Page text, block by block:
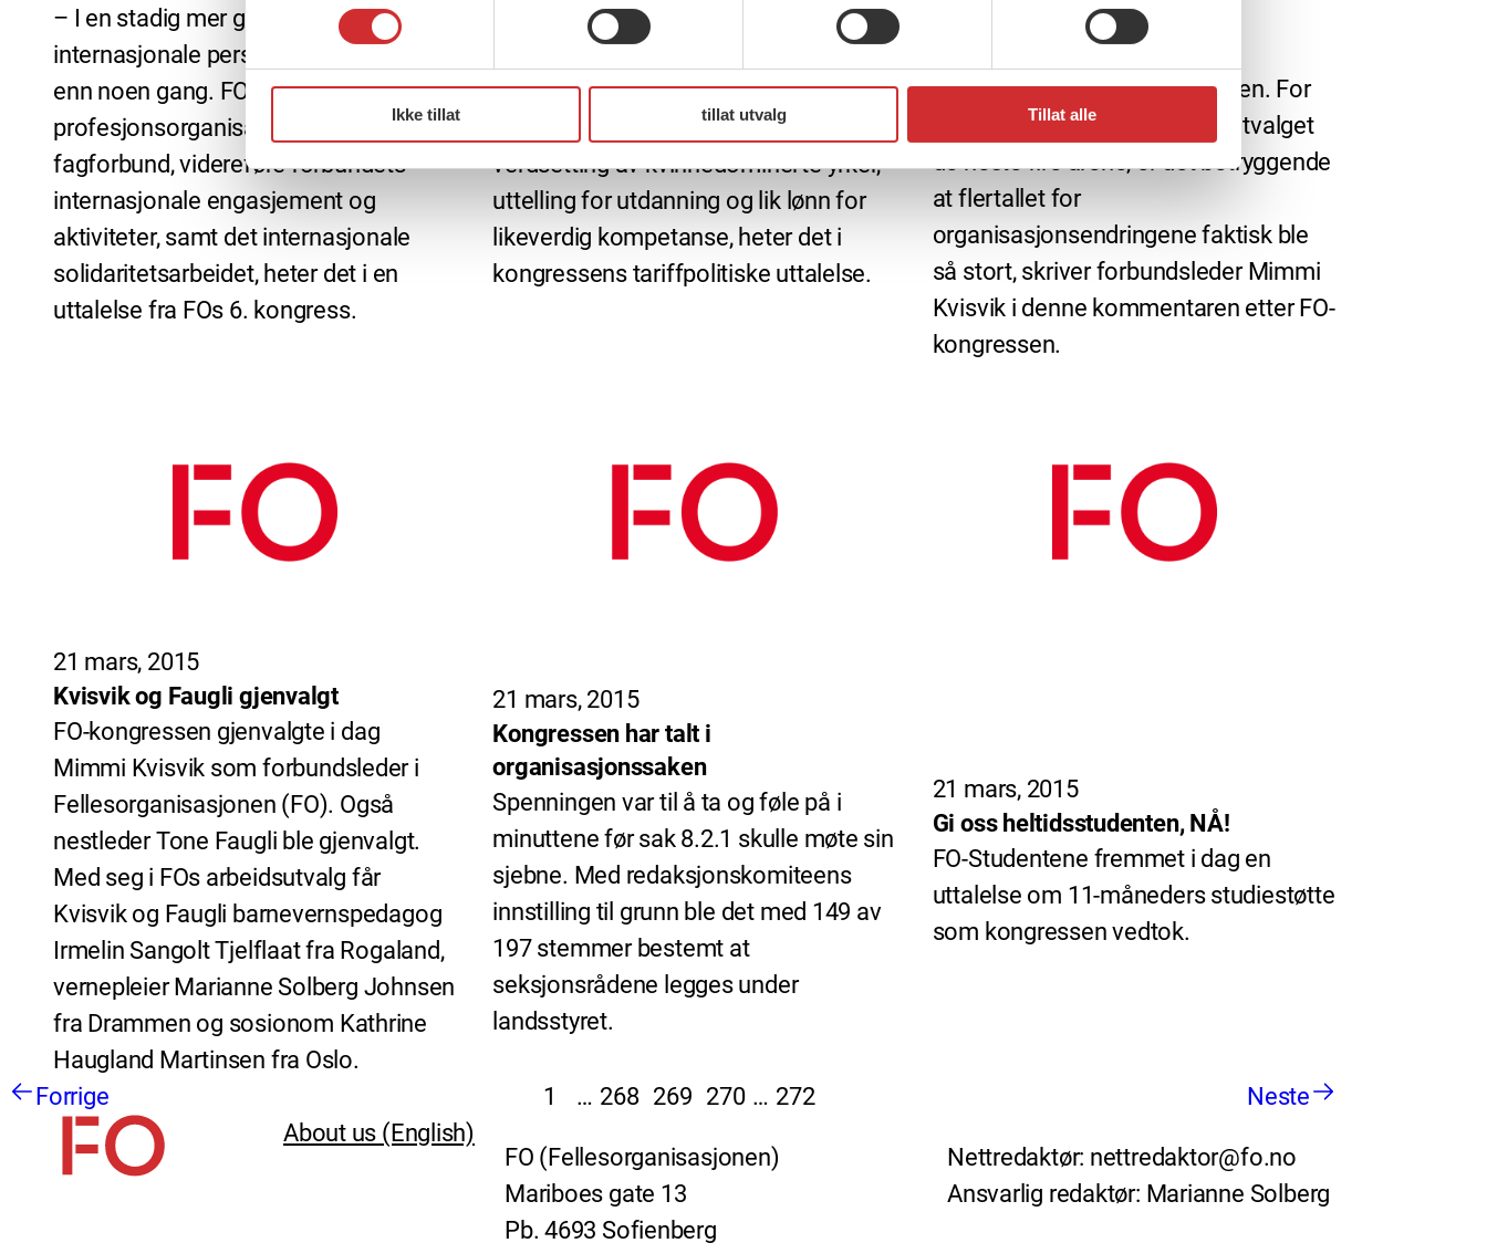
Ikke tillat tillat utvalg Tillat alle
– I en stadig mer globalisert verden er
internasjonale perspektiver viktigere
enn noen gang. FO vil, både som
profesjonsorganisasjon og
fagforbund, videreføre forbundets
internasjonale engasjement og
aktiviteter, samt det internasjonale
solidaritetsarbeidet, heter det i en
uttalelse fra FOs 6. kongress.
Tariffpolitisk uttalelse
arbeidsliv og en solidarisk og rettferdig
fordeling. Vi vil sikre likelønn gjennom
verdsetting av kvinnedominerte yrker,
uttelling for utdanning og lik lønn for
likeverdig kompetanse, heter det i
kongressens tariffpolitiske uttalelse.
Med et stort flertall stemte
kongressen fram viktige
organisasjonsendringer i helgen. For
oss som skal utgjøre arbeidsutvalget
de neste fire årene, er det betryggende
at flertallet for
organisasjonsendringene faktisk ble
så stort, skriver forbundsleder Mimmi
Kvisvik i denne kommentaren etter FO-
kongressen.
21 mars, 2015
Kvisvik og Faugli gjenvalgt
FO-kongressen gjenvalgte i dag
Mimmi Kvisvik som forbundsleder i
Fellesorganisasjonen (FO). Også
nestleder Tone Faugli ble gjenvalgt.
Med seg i FOs arbeidsutvalg får
Kvisvik og Faugli barnevernspedagog
Irmelin Sangolt Tjelflaat fra Rogaland,
vernepleier Marianne Solberg Johnsen
fra Drammen og sosionom Kathrine
Haugland Martinsen fra Oslo.
21 mars, 2015
Kongressen har talt i
organisasjonssaken
Spenningen var til å ta og føle på i
minuttene før sak 8.2.1 skulle møte sin
sjebne. Med redaksjonskomiteens
innstilling til grunn ble det med 149 av
197 stemmer bestemt at
seksjonsrådene legges under
landsstyret.
21 mars, 2015
Gi oss heltidsstudenten, NÅ!
FO-Studentene fremmet i dag en
uttalelse om 11-måneders studiestøtte
som kongressen vedtok.
Forrige 1 … 268 269 270 … 272
Neste
About us (English)
FO (Fellesorganisasjonen)
Mariboes gate 13
Pb. 4693 Sofienberg
Nettredaktør: nettredaktor@fo.no
Ansvarlig redaktør: Marianne Solberg